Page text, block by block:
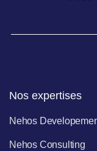
Nos expertises
Nehos
Nehos Consulting